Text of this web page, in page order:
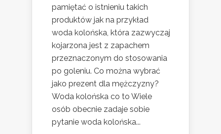
pamiętać o istnieniu takich
produktów jak na przykład
woda kolońska, która zazwyczaj
kojarzona jest z zapachem
przeznaczonym do stosowania
po goleniu. Co można wybrać
jako prezent dla mężczyzny?
Woda kolońska co to Wiele
osób obecnie zadaje sobie
pytanie woda kolońska...